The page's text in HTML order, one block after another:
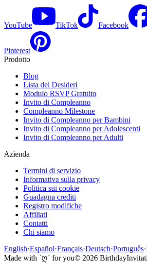
YouTube TikTok Facebook
Pinterest
Prodotto
Blog
Lista dei Desideri
Modulo RSVP Gratuito
Invito di Compleanno
Compleanno Milestone
Invito di Compleanno per Bambini
Invito di Compleanno per Adolescenti
Invito di Compleanno per Adulti
Azienda
Termini di servizio
Informativa sulla privacy
Politica sui cookie
Guadagna crediti
Registro modifiche
Affiliati
Contatti
Chi siamo
English·Español·Français·Deutsch·Português·
Made with `ღ´ for you© 2026